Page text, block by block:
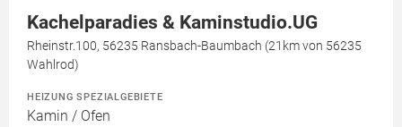
Kachelparadies & Kaminstudio.UG
Rheinstr.100, 56235 Ransbach-Baumbach (21km von 56235
Wahlrod)
HEIZUNG SPEZIALGEBIETE
Kamin / Ofen